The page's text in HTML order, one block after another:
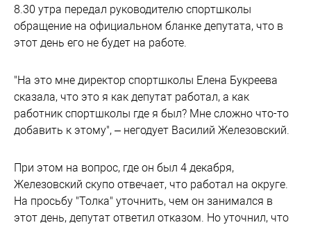
8.30 утра передал руководителю спортшколы
обращение на официальном бланке депутата, что в
этот день его не будет на работе.
"На это мне директор спортшколы Елена Букреева
сказала, что это я как депутат работал, а как
работник спортшколы где я был? Мне сложно что-то
добавить к этому", – негодует Василий Железовский.
При этом на вопрос, где он был 4 декабря,
Железовский скупо отвечает, что работал на округе.
На просьбу "Толка" уточнить, чем он занимался в
этот день, депутат ответил отказом. Но уточнил, что